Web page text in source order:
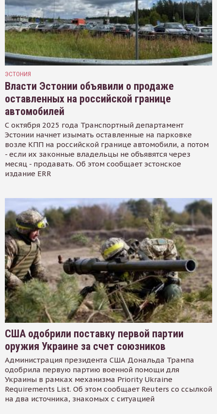
ЭСТОНИЯ
Власти Эстонии объявили о продаже
оставленных на российской границе
автомобилей
С октября 2025 года Транспортный департамент
Эстонии начнет изымать оставленные на парковке
возле КПП на российской границе автомобили, а потом
- если их законные владельцы не объявятся через
месяц - продавать. Об этом сообщает эстонское
издание ERR
США одобрили поставку первой партии
оружия Украине за счет союзников
Администрация президента США Дональда Трампа
одобрила первую партию военной помощи для
Украины в рамках механизма Priority Ukraine
Requirements List. Об этом сообщает Reuters со ссылкой
на два источника, знакомых с ситуацией